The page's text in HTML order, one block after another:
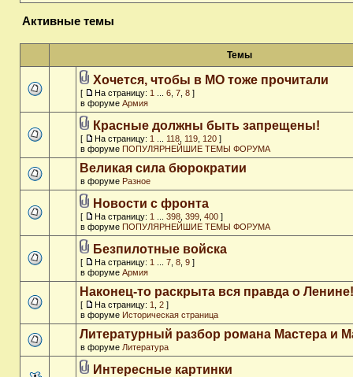
Активные темы
Темы
Хочется, чтобы в МО тоже прочитали
[ На страницу: 1 6 7 8 ]
в форуме Армия
Красные должны быть запрещены!
[ На страницу: 1 118 119 120 ]
в форуме ПОПУЛЯРНЕЙШИЕ ТЕМЫ ФОРУМА
Великая сила бюрократии
в форуме Разное
Новости с фронта
[ На страницу: 1 398 399 400 ]
в форуме ПОПУЛЯРНЕЙШИЕ ТЕМЫ ФОРУМА
Безпилотные войска
[ На страницу: 1 7 8 9 ]
в форуме Армия
Наконец-то раскрыта вся правда о Ленине!
[ На страницу: 1 2 ]
в форуме Историческая страница
Литературный разбор романа Мастера и
в форуме Литература
Интересные картинки